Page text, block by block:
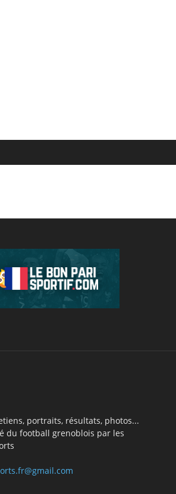
portraits, résultats, photos...
du football grenoblois par les